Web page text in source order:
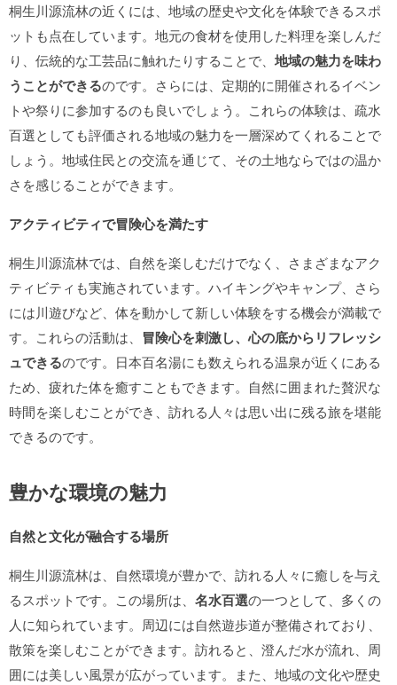
桐生川源流林の近くには、地域の歴史や文化を体験できるスポ
ットも点在しています。地元の食材を使用した料理を楽しんだ
り、伝統的な工芸品に触れたりすることで、 地域の魅力を味わ
うことができるのです。さらには、定期的に開催されるイベン
トや祭りに参加するのも良いでしょう。これらの体験は、疏水
百選としても評価される地域の魅力を一層深めてくれることで
しょう。地域住民との交流を通じて、その土地ならではの温か
さを感じることができます。
アクティビティで冒険心を満たす
桐生川源流林では、自然を楽しむだけでなく、さまざまなアク
ティビティも実施されています。ハイキングやキャンプ、さら
には川遊びなど、体を動かして新しい体験をする機会が満載で
す。これらの活動は、 冒険心を刺激し、心の底からリフレッシ
ュできるのです。日本百名湯にも数えられる温泉が近くにある
ため、疲れた体を癒すこともできます。自然に囲まれた贅沢な
時間を楽しむことができ、訪れる人々は思い出に残る旅を堪能
できるのです。
豊かな環境の魅力
自然と文化が融合する場所
桐生川源流林は、自然環境が豊かで、訪れる人々に癒しを与え
るスポットです。この場所は、 名水百選の一つとして、多くの
人に知られています。周辺には自然遊歩道が整備されており、
散策を楽しむことができます。訪れると、澄んだ水が流れ、周
囲には美しい風景が広がっています。また、地域の文化や歴史